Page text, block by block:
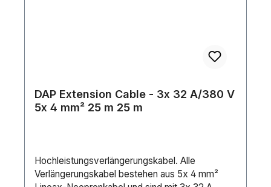
DAP Extension Cable - 3x 32 A/380 V
5x 4 mm² 25 m 25 m
Hochleistungsverlängerungskabel. Alle
Verlängerungskabel bestehen aus 5x 4 mm²